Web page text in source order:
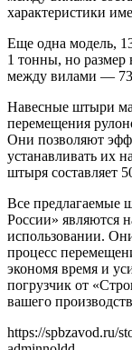
характеристики
Еще одна модель,
1 тонны, но размер
между вилами —
Навесные штыри
перемещения
Они позволяют
устанавливать их
штыря составляет
Все предлагаемые
России» являются
использовании.
процесс
экономя время и
погрузчик от
вашего
https://spbzavod.ru/